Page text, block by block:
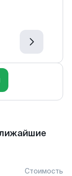
Стоимость